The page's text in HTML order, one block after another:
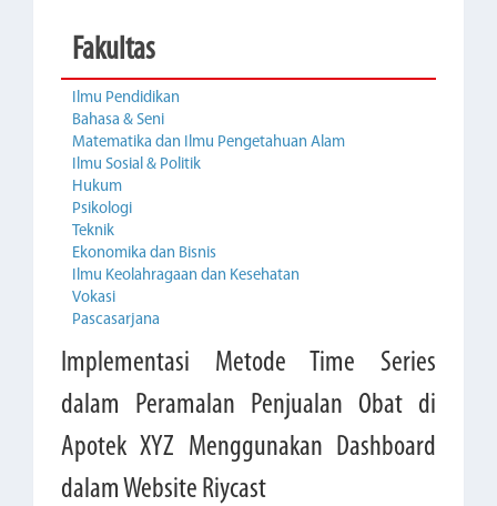
Fakultas
Ilmu Pendidikan
Bahasa & Seni
Matematika dan Ilmu Pengetahuan Alam
Ilmu Sosial & Politik
Hukum
Psikologi
Teknik
Ekonomika dan Bisnis
Ilmu Keolahragaan dan Kesehatan
Vokasi
Pascasarjana
Implementasi Metode Time Series
dalam Peramalan Penjualan Obat di
Apotek XYZ Menggunakan Dashboard
dalam Website Riycast